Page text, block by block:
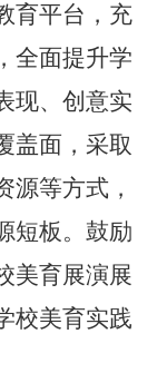
育平台，充
全面提升学
现、创意实
盖面，采取
源等方式，
短板。鼓励
美育展演展
校美育实践